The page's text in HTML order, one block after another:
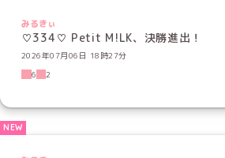
みるきぃ
♡334♡ Petit M!LK、決勝進出！
2026年07月06日 18時27分
6
2